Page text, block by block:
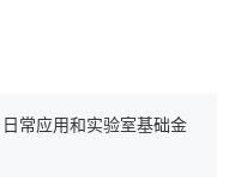
常应用和实验室基础金